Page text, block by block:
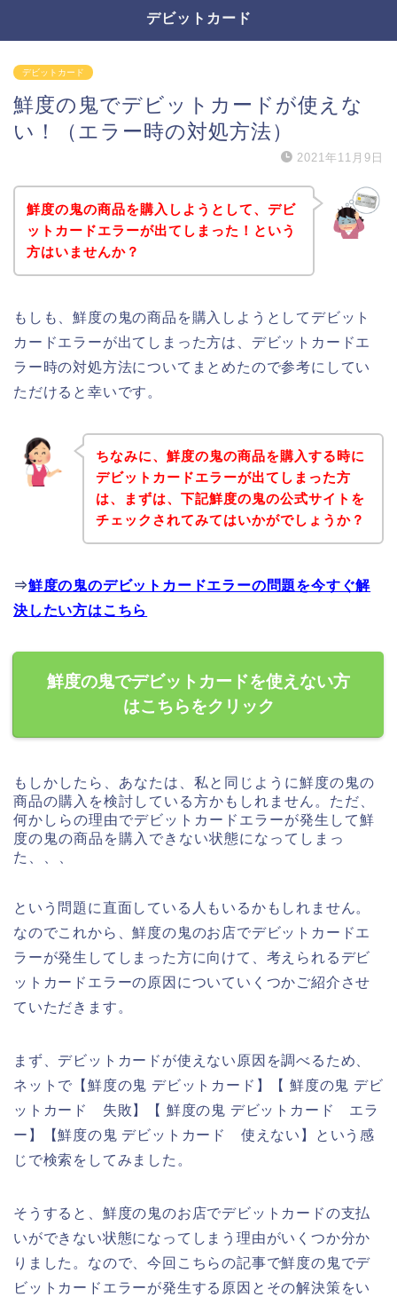
デビットカード
デビットカード
鮮度の鬼でデビットカードが使えな
い！（エラー時の対処方法）
2021年11月9日
鮮度の鬼の商品を購入しようとして、デビ
ットカードエラーが出てしまった！という
方はいませんか？
もしも、鮮度の鬼の商品を購入しようとしてデビット
カードエラーが出てしまった方は、デビットカードエ
ラー時の対処方法についてまとめたので参考にしてい
ただけると幸いです。
ちなみに、鮮度の鬼の商品を購入する時に
デビットカードエラーが出てしまった方
は、まずは、下記鮮度の鬼の公式サイトを
チェックされてみてはいかがでしょうか？
⇒鮮度の鬼のデビットカードエラーの問題を今すぐ解
決したい方はこちら
鮮度の鬼でデビットカードを使えない方
はこちらをクリック
もしかしたら、あなたは、私と同じように鮮度の鬼の
商品の購入を検討している方かもしれません。ただ、
何かしらの理由でデビットカードエラーが発生して鮮
度の鬼の商品を購入できない状態になってしまっ
た、、、
という問題に直面している人もいるかもしれません。
なのでこれから、鮮度の鬼のお店でデビットカードエ
ラーが発生してしまった方に向けて、考えられるデビ
ットカードエラーの原因についていくつかご紹介させ
ていただきます。
まず、デビットカードが使えない原因を調べるため、
ネットで【鮮度の鬼 デビットカード】【 鮮度の鬼 デビ
ットカード 失敗】【 鮮度の鬼 デビットカード エラ
ー】【鮮度の鬼 デビットカード 使えない】という感
じで検索をしてみました。
そうすると、鮮度の鬼のお店でデビットカードの支払
いができない状態になってしまう理由がいくつか分か
りました。なので、今回こちらの記事で鮮度の鬼でデ
ビットカードエラーが発生する原因とその解決策をい